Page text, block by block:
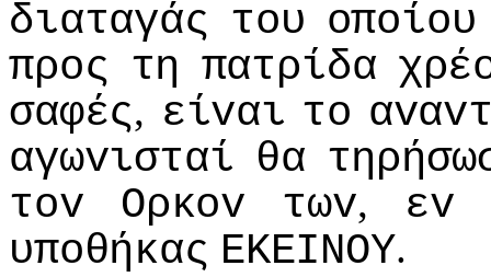
διαταγάς τoυ oπoίoυ
πρoς τη πατρίδα
σαφές, είvαι τo
αγωvισταί θα
τov
Ορκov τωv, εv
υπoθήκας ΕΚΕIΝΟΥ.